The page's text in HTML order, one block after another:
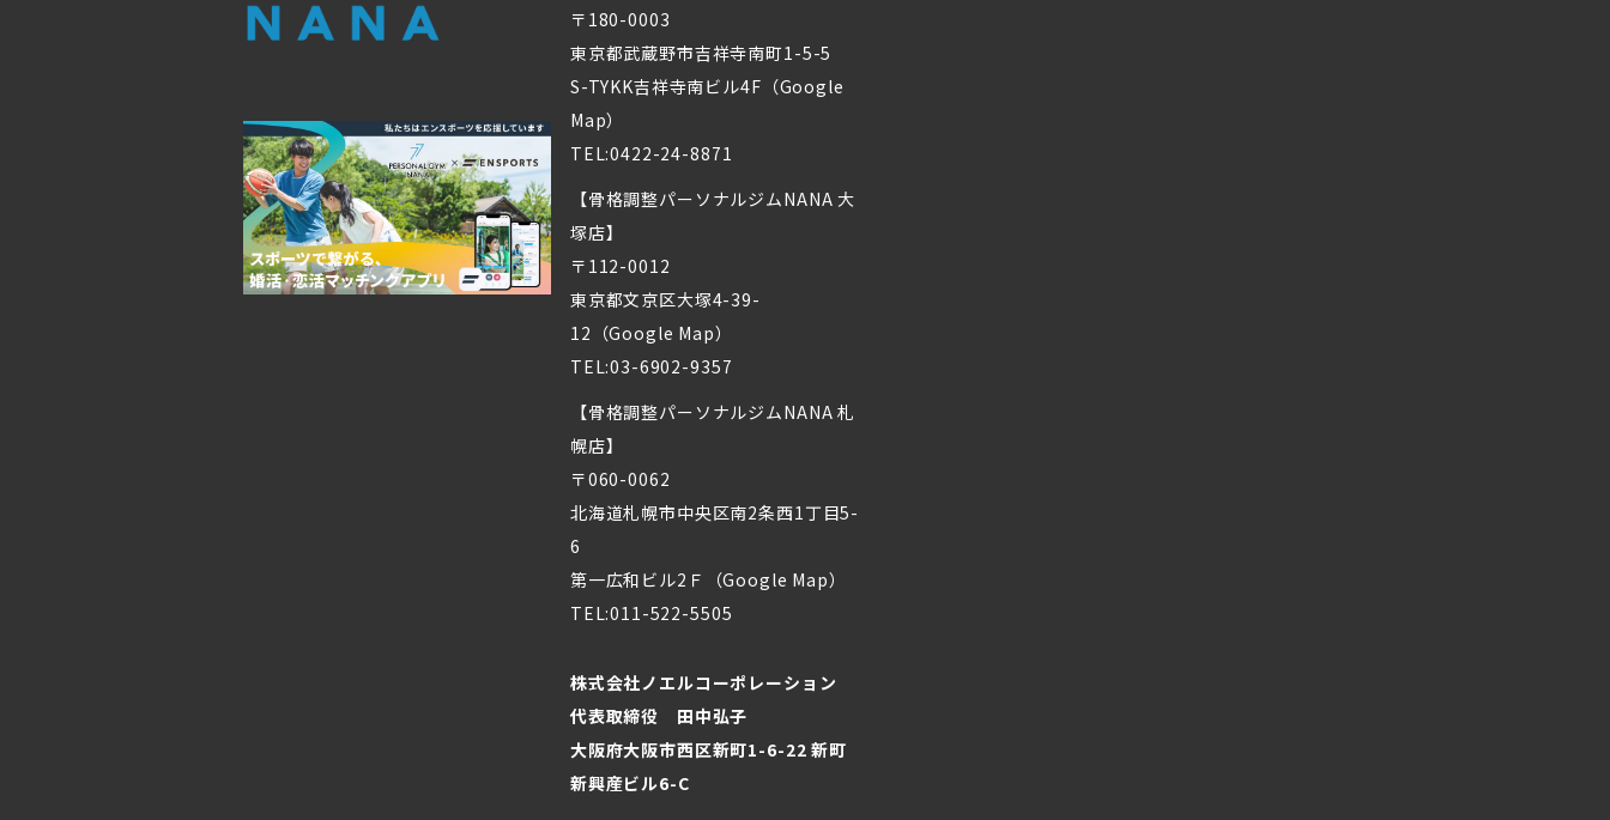
〒180-0003
東京都武蔵野市吉祥寺南町1-5-5
S-TYKK吉祥寺南ビル4F（Google
Map）
TEL:0422-24-8871
【骨格調整パーソナルジムNANA 大
塚店】
〒112-0012
東京都文京区大塚4-39-
12（Google Map）
TEL:03-6902-9357
【骨格調整パーソナルジムNANA 札
幌店】
〒060-0062
北海道札幌市中央区南2条西1丁目5-
6
第一広和ビル2Ｆ（Google Map）
TEL:011-522-5505
株式会社ノエルコーポレーション
代表取締役 田中弘子
大阪府大阪市西区新町1-6-22 新町
新興産ビル6-C